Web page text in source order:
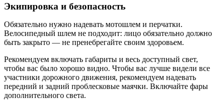
Экипировка и безопасность
Обязательно нужно надевать мотошлем и перчатки.
Велосипедный шлем не подходит: лицо обязательно должно
быть закрыто — не пренебрегайте своим здоровьем.
Рекомендуем включать габариты и весь доступный свет,
чтобы вас было хорошо видно. Чтобы вас лучше видели все
участники дорожного движения, рекомендуем надевать
передний и задний проблесковые маячки. Включайте фары
дополнительного света.